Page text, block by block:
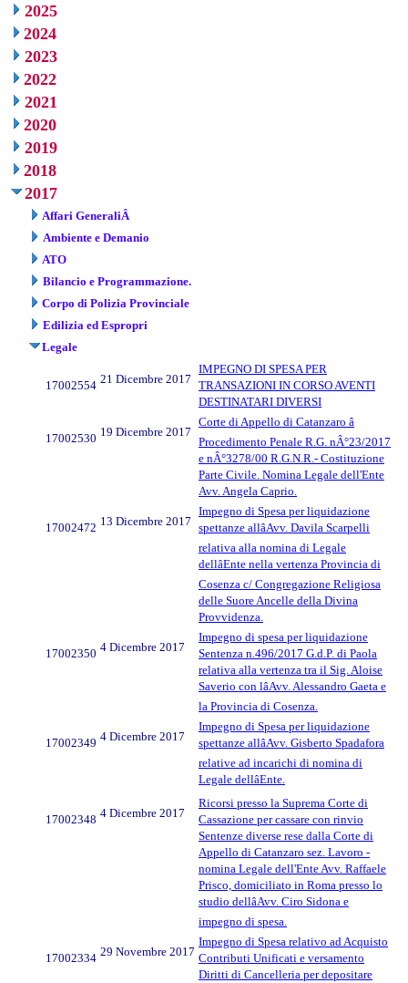
2025
2024
2023
2022
2021
2020
2019
2018
2017
Affari GeneraliÂ
Ambiente e Demanio
ATO
Bilancio e Programmazione.
Corpo di Polizia Provinciale
Edilizia ed Espropri
Legale
17002554 21 Dicembre 2017
IMPEGNO DI SPESA PER
TRANSAZIONI IN CORSO AVENTI
DESTINATARI DIVERSI
17002530 19 Dicembre 2017
Corte di Appello di Catanzaro â
Procedimento Penale R.G. nÂ°23/2017
e nÂ°3278/00 R.G.N.R.- Costituzione
Parte Civile. Nomina Legale dell'Ente
Avv. Angela Caprio.
17002472 13 Dicembre 2017
Impegno di Spesa per liquidazione
spettanze allâAvv. Davila Scarpelli
relativa alla nomina di Legale
dellâEnte nella vertenza Provincia di
Cosenza c/ Congregazione Religiosa
delle Suore Ancelle della Divina
Provvidenza.
17002350 4 Dicembre 2017
Impegno di spesa per liquidazione
Sentenza n.496/2017 G.d.P. di Paola
relativa alla vertenza tra il Sig. Aloise
Saverio con lâAvv. Alessandro Gaeta e
la Provincia di Cosenza.
17002349 4 Dicembre 2017
Impegno di Spesa per liquidazione
spettanze allâAvv. Gisberto Spadafora
relative ad incarichi di nomina di
Legale dellâEnte.
17002348 4 Dicembre 2017
Ricorsi presso la Suprema Corte di
Cassazione per cassare con rinvio
Sentenze diverse rese dalla Corte di
Appello di Catanzaro sez. Lavoro -
nomina Legale dell'Ente Avv. Raffaele
Prisco, domiciliato in Roma presso lo
studio dellâAvv. Ciro Sidona e
impegno di spesa.
17002334 29 Novembre 2017
Impegno di Spesa relativo ad Acquisto
Contributi Unificati e versamento
Diritti di Cancelleria per depositare